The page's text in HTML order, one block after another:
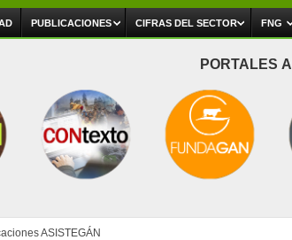
PUBLICACIONES CIFRAS DEL SECTOR FNG
PORTALES
ASISTEGÁN